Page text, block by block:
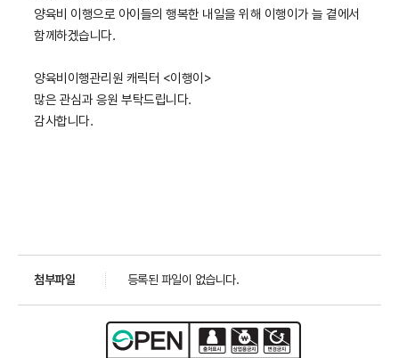
양육비 이행으로 아이들의 행복한 내일을 위해 이행이가 늘 곁에서
함께하겠습니다.
양육비이행관리원 캐릭터 <이행이>
많은 관심과 응원 부탁드립니다.
감사합니다.
첨부파일 등록된 파일이 없습니다.